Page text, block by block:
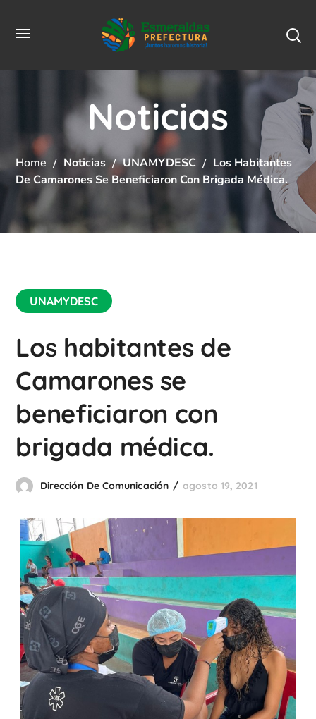
Noticias
Home Noticias UNAMYDESC
Los Habitantes
De Camarones Se Beneficiaron Con Brigada Médica.
UNAMYDESC
Los habitantes de
Camarones se
beneficiaron con
brigada médica.
Dirección De Comunicación agosto 19, 2021